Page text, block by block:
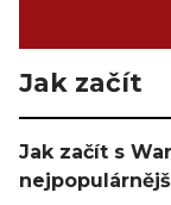
Jak začít
Jak začít s